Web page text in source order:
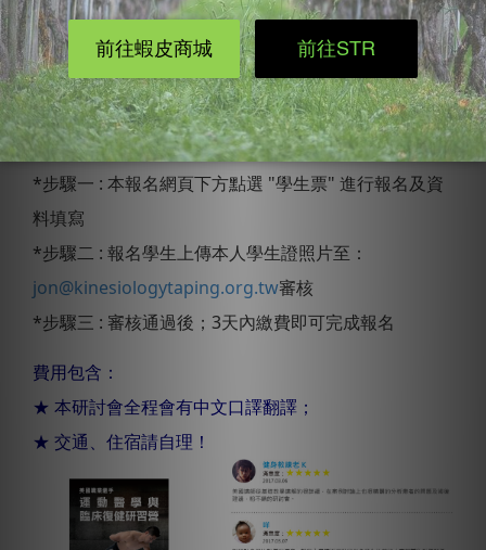
在校學生專屬優惠票！票券購買方式
*步驟一 : 本報名網頁下方點選 "學生票" 進行報名及資
料填寫
*步驟二 : 報名學生上傳本人學生證照片至：
jon@kinesiologytaping.org.tw審核
*步驟三 : 審核通過後；3天內繳費即可完成報名
費用包含：
★ 本研討會全程會有中文口譯翻譯；
★ 交通、住宿請自理！